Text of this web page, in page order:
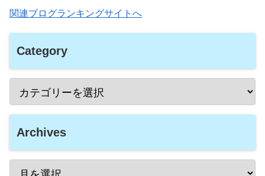
関連ブログランキングサイトへ
Category
Archives